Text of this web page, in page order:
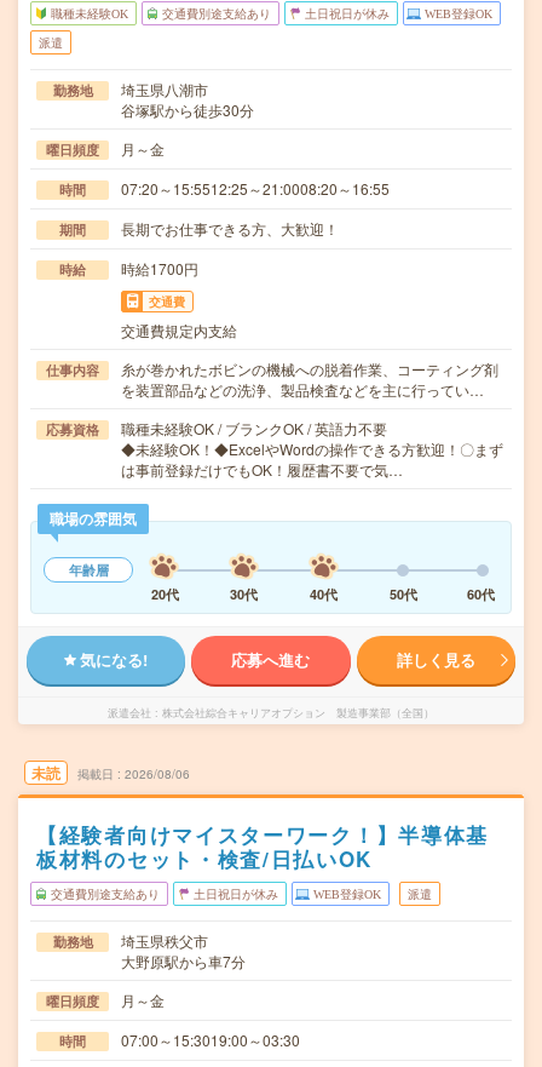
職種未経験OK 交通費別途支給あり 土日祝日が休み WEB登録OK
派遣
勤務地
埼玉県八潮市
谷塚駅から徒歩30分
曜日頻度 月～金
時間 07:20～15:5512:25～21:0008:20～16:55
期間 長期でお仕事できる方、大歓迎！
時給 時給1700円
交通費
交通費規定内支給
仕事内容
糸が巻かれたボビンの機械への脱着作業、コーティング剤
を装置部品などの洗浄、製品検査などを主に行ってい…
応募資格
職種未経験OK / ブランクOK / 英語力不要
◆未経験OK！◆ExcelやWordの操作できる方歓迎！〇まず
は事前登録だけでもOK！履歴書不要で気…
職場の雰囲気
年齢層
20代
30代 40代 50代 60代
気になる! 応募へ進む 詳しく見る
派遣会社 株式会社綜合キャリアオプション 製造事業部（全国）
未読 掲載日 2026/08/06
【経験者向けマイスターワーク！】半導体基
板材料のセット・検査/日払いOK
交通費別途支給あり 土日祝日が休み WEB登録OK 派遣
勤務地
埼玉県秩父市
大野原駅から車7分
曜日頻度 月～金
時間 07:00～15:3019:00～03:30